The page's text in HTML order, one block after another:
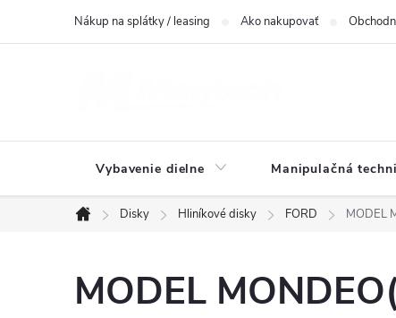
Nákup na splátky / leasing Ako nakupovať
Vybavenie dielne Manipulačná
Domov
Disky Hliníkové disky FORD MODEL
MODEL